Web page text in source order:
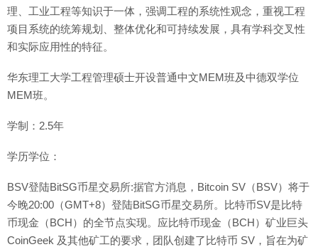
理、工业工程等知识于一体，强调工程的系统性观念，重视工程
项目系统的统筹规划、整体优化和可持续发展，具有学科交叉性
和实际应用性的特征。
华东理工大学工程管理硕士开设普通中文MEM班及中德双学位
MEM班。
学制：2.5年
学历学位：
BSV登陆BitSG币星交易所:据官方消息，Bitcoin SV（BSV）将于
今晚20:00（GMT+8）登陆BitSG币星交易所。比特币SV是比特
币现金（BCH）的全节点实现。应比特币现金（BCH）矿业巨头
CoinGeek 及其他矿工的要求，团队创建了比特币 SV，旨在为矿